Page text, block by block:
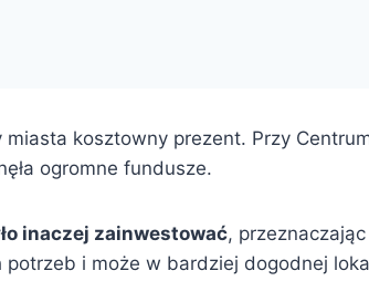
kosztowny prezent. Przy
ogromne fundusze.
inaczej zainwestować,
i może w bardziej dogodnej